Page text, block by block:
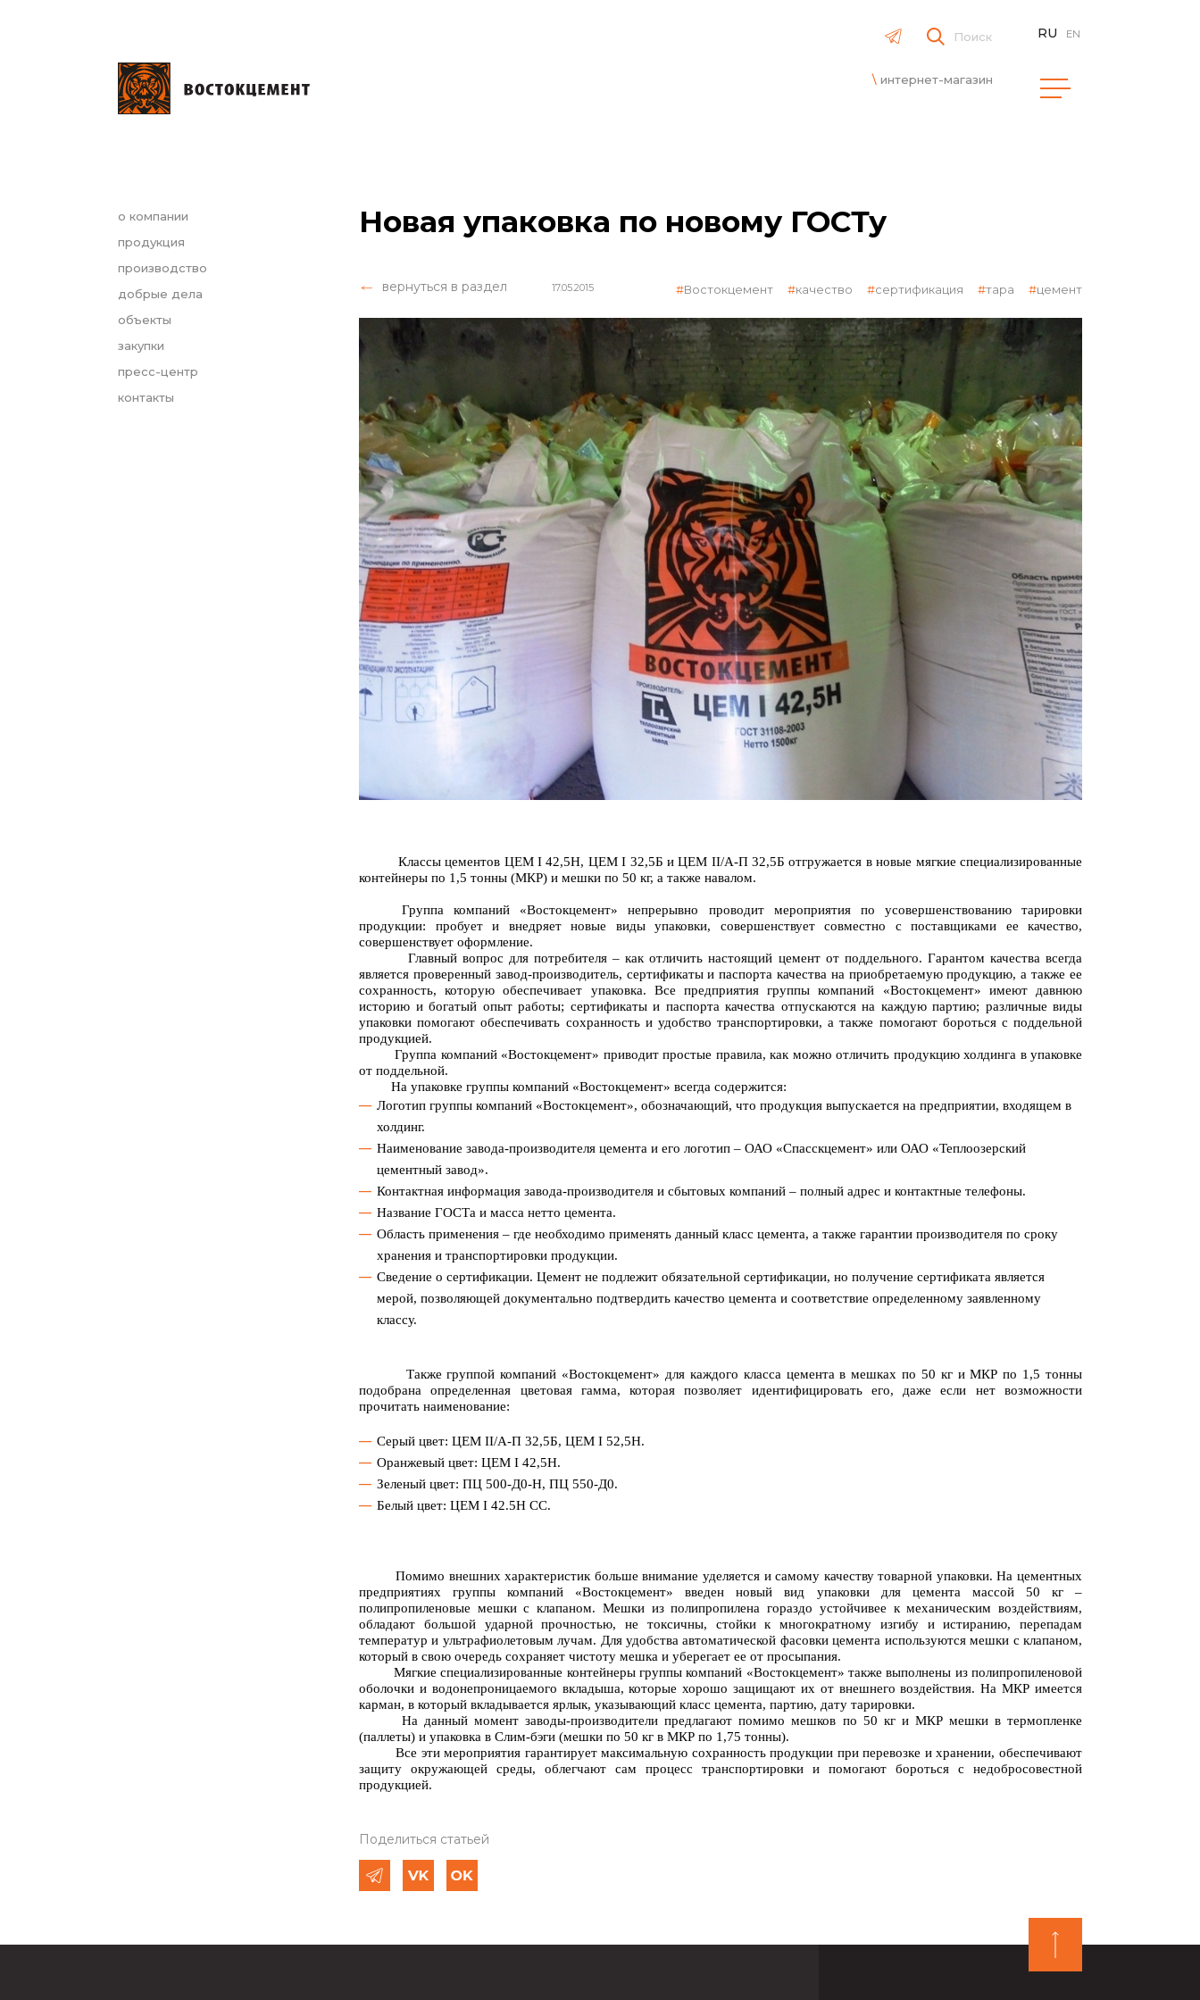
Поиск
интернет-магазин
RU EN
о компании
продукция
производство
добрые дела
объекты
закупки
пресс-центр
контакты
Новая упаковка по новому ГОСТу
вернуться в раздел 17.05.2015 Востокцемент качество сертификация тара цемент
Классы цементов ЦЕМ I 42,5Н, ЦЕМ I 32,5Б и ЦЕМ II/A-П 32,5Б отгружается в новые мягкие специализированные
контейнеры по 1,5 тонны (МКР) и мешки по 50 кг, а также навалом.
Группа компаний «Востокцемент» непрерывно проводит мероприятия по усовершенствованию тарировки
продукции: пробует и внедряет новые виды упаковки, совершенствует совместно с поставщиками ее качество,
совершенствует оформление.
Главный вопрос для потребителя – как отличить настоящий цемент от поддельного. Гарантом качества всегда
является проверенный завод-производитель, сертификаты и паспорта качества на приобретаемую продукцию, а также ее
сохранность, которую обеспечивает упаковка. Все предприятия группы компаний «Востокцемент» имеют давнюю
историю и богатый опыт работы; сертификаты и паспорта качества отпускаются на каждую партию; различные виды
упаковки помогают обеспечивать сохранность и удобство транспортировки, а также помогают бороться с поддельной
продукцией.
Группа компаний «Востокцемент» приводит простые правила, как можно отличить продукцию холдинга в упаковке
от поддельной.
На упаковке группы компаний «Востокцемент» всегда содержится:
Логотип группы компаний «Востокцемент», обозначающий, что продукция выпускается на предприятии, входящем в
холдинг.
Наименование завода-производителя цемента и его логотип – ОАО «Спасскцемент» или ОАО «Теплоозерский
цементный завод».
Контактная информация завода-производителя и сбытовых компаний – полный адрес и контактные телефоны.
Название ГОСТа и масса нетто цемента.
Область применения – где необходимо применять данный класс цемента, а также гарантии производителя по сроку
хранения и транспортировки продукции.
Сведение о сертификации. Цемент не подлежит обязательной сертификации, но получение сертификата является
мерой, позволяющей документально подтвердить качество цемента и соответствие определенному заявленному
классу.
Также группой компаний «Востокцемент» для каждого класса цемента в мешках по 50 кг и МКР по 1,5 тонны
подобрана определенная цветовая гамма, которая позволяет идентифицировать его, даже если нет возможности
прочитать наименование:
Серый цвет: ЦЕМ II/А-П 32,5Б, ЦЕМ I 52,5Н.
Оранжевый цвет: ЦЕМ I 42,5Н.
Зеленый цвет: ПЦ 500-Д0-Н, ПЦ 550-Д0.
Белый цвет: ЦЕМ I 42.5Н СС.
Помимо внешних характеристик больше внимание уделяется и самому качеству товарной упаковки. На цементных
предприятиях группы компаний «Востокцемент» введен новый вид упаковки для цемента массой 50 кг –
полипропиленовые мешки с клапаном. Мешки из полипропилена гораздо устойчивее к механическим воздействиям,
обладают большой ударной прочностью, не токсичны, стойки к многократному изгибу и истиранию, перепадам
температур и ультрафиолетовым лучам. Для удобства автоматической фасовки цемента используются мешки с клапаном,
который в свою очередь сохраняет чистоту мешка и уберегает ее от просыпания.
Мягкие специализированные контейнеры группы компаний «Востокцемент» также выполнены из полипропиленовой
оболочки и водонепроницаемого вкладыша, которые хорошо защищают их от внешнего воздействия. На МКР имеется
карман, в который вкладывается ярлык, указывающий класс цемента, партию, дату тарировки.
На данный момент заводы-производители предлагают помимо мешков по 50 кг и МКР мешки в термопленке
(паллеты) и упаковка в Слим-бэги (мешки по 50 кг в МКР по 1,75 тонны).
Все эти мероприятия гарантирует максимальную сохранность продукции при перевозке и хранении, обеспечивают
защиту окружающей среды, облегчают сам процесс транспортировки и помогают бороться с недобросовестной
продукцией.
Поделиться статьей